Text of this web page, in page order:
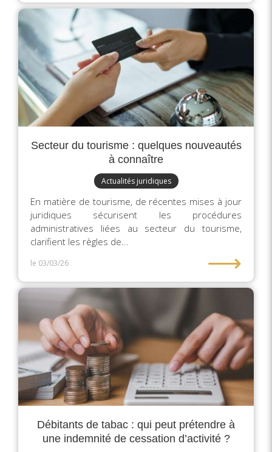
Secteur du tourisme : quelques nouveautés
à connaître
Actualités juridiques
En matière de tourisme, de récentes mises à jour
juridiques sécurisent les procédures
administratives liées au secteur du tourisme,
clarifient les règles de...
le 03/03/26 ⟶
Débitants de tabac : qui peut prétendre à
une indemnité de cessation d’activité ?